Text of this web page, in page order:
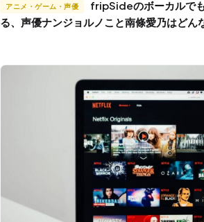
アニメ・ゲーム・声優
る、声優ナンジョルノこと南條愛乃はどん